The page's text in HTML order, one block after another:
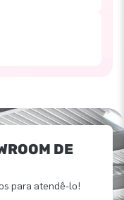
DE
para atendê-lo!